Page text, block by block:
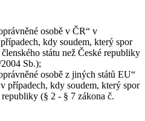
osobě v ČR“ v
kdy soudem, který spor
státu než České republiky
Sb.);
osobě z jiných států EU“
případech, kdy soudem, který spor
(§ 2 - § 7 zákona č.